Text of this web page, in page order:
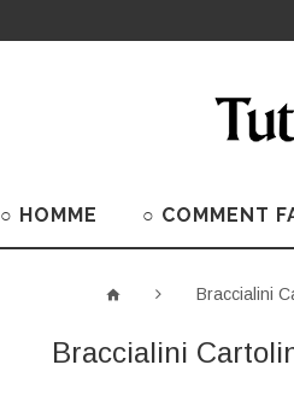
○ HOMME ○ COMMENT
Braccialini
Braccialini